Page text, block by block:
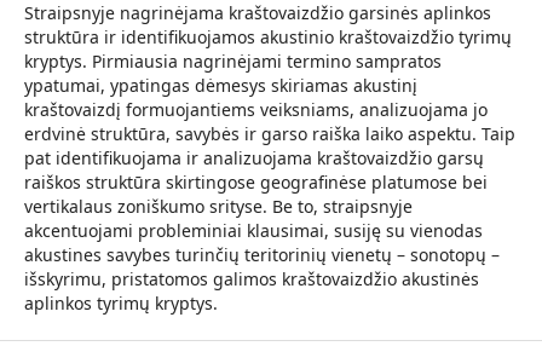
Straipsnyje nagrinėjama kraštovaizdžio garsinės aplinkos
struktūra ir identifikuojamos akustinio kraštovaizdžio tyrimų
kryptys. Pirmiausia nagrinėjami termino sampratos
ypatumai, ypatingas dėmesys skiriamas akustinį
kraštovaizdį formuojantiems veiksniams, analizuojama jo
erdvinė struktūra, savybės ir garso raiška laiko aspektu. Taip
pat identifikuojama ir analizuojama kraštovaizdžio garsų
raiškos struktūra skirtingose geografinėse platumose bei
vertikalaus zoniškumo srityse. Be to, straipsnyje
akcentuojami probleminiai klausimai, susiję su vienodas
akustines savybes turinčių teritorinių vienetų – sonotopų –
išskyrimu, pristatomos galimos kraštovaizdžio akustinės
aplinkos tyrimų kryptys.